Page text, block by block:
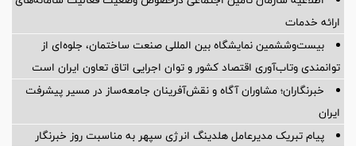
ارائه خدمات
بیست‌وششمین نمایشگاه بین المللی صنعت ساختمان، جلوه‌ای از
توانمندی وتاب‌آوری اقتصاد کشور و توان اجرایی اتاق تعاون ایران است
خبرنگاران؛ مشاوران آگاه و نقش‌آفرینان جامعه‌ساز در مسیر پیشرفت
ایران
پیام تبریک مدیرعامل هلدینگ انرژی سپهر به مناسبت روز خبرنگار